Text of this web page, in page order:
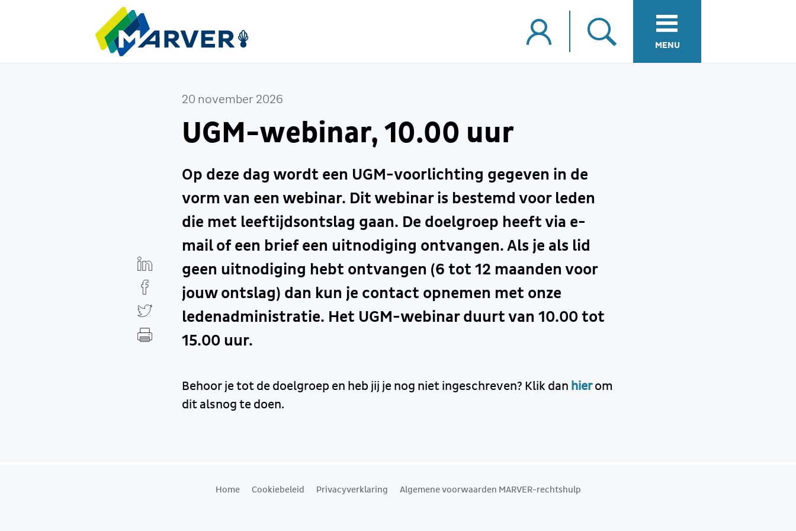
MENU
20 november 2026
UGM-webinar, 10.00 uur
Op deze dag wordt een UGM-voorlichting gegeven in de
vorm van een webinar. Dit webinar is bestemd voor leden
die met leeftijdsontslag gaan. De doelgroep heeft via e-
mail of een brief een uitnodiging ontvangen. Als je als lid
geen uitnodiging hebt ontvangen (6 tot 12 maanden voor
jouw ontslag) dan kun je contact opnemen met onze
ledenadministratie. Het UGM-webinar duurt van 10.00 tot
15.00 uur.
Behoor je tot de doelgroep en heb jij je nog niet ingeschreven? Klik dan hierom
dit alsnog te doen.
Home Cookiebeleid Privacyverklaring Algemene voorwaarden MARVER-rechtshulp